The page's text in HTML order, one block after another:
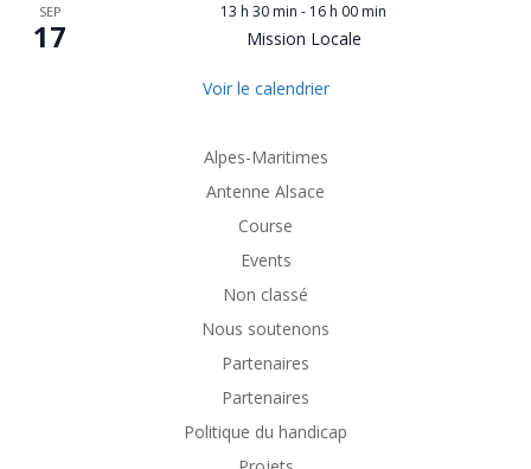
SEP
17
13 h 30 min - 16 h 00 min
Mission Locale
Voir le calendrier
Alpes-Maritimes
Antenne Alsace
Course
Events
Non classé
Nous soutenons
Partenaires
Partenaires
Politique du handicap